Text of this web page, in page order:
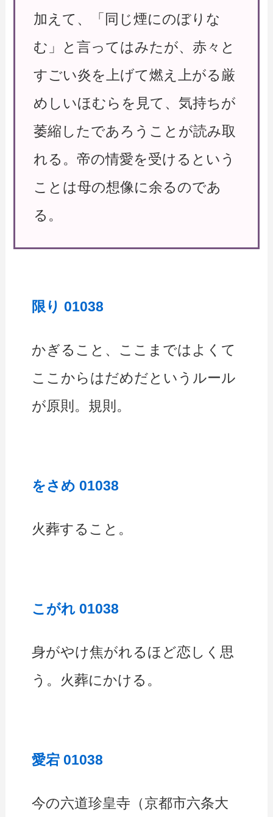
加えて、「同じ煙にのぼりな
む」と言ってはみたが、赤々と
すごい炎を上げて燃え上がる厳
めしいほむらを見て、気持ちが
萎縮したであろうことが読み取
れる。帝の情愛を受けるという
ことは母の想像に余るのであ
る。
限り 01038
かぎること、ここまではよくて
ここからはだめだというルール
が原則。規則。
をさめ 01038
火葬すること。
こがれ 01038
身がやけ焦がれるほど恋しく思
う。火葬にかける。
愛宕 01038
今の六道珍皇寺（京都市六条大